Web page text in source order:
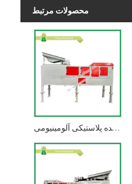
محصولات مرتبط
جدا کننده پلاستیکی آلومینیومی